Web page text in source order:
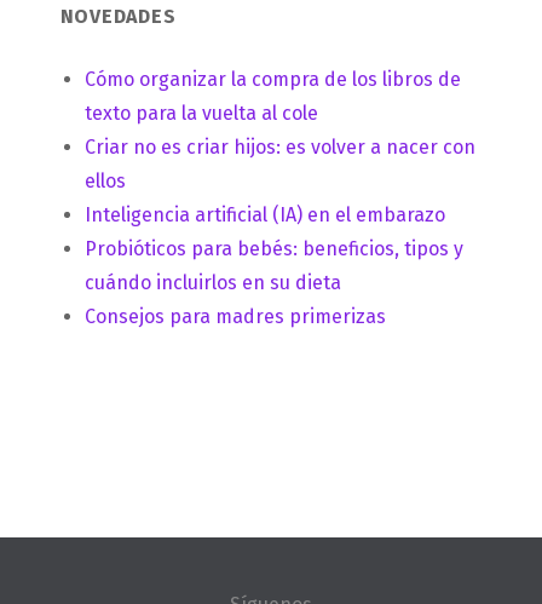
NOVEDADES
Cómo organizar la compra de los libros de
texto para la vuelta al cole
Criar no es criar hijos: es volver a nacer con
ellos
Inteligencia artificial (IA) en el embarazo
Probióticos para bebés: beneficios, tipos y
cuándo incluirlos en su dieta
Consejos para madres primerizas